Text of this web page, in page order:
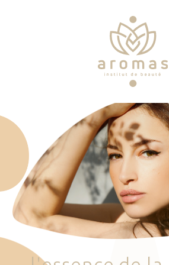
Soins
Je veux faire un bon cadeau
Plan d’accès
Prendre RDV